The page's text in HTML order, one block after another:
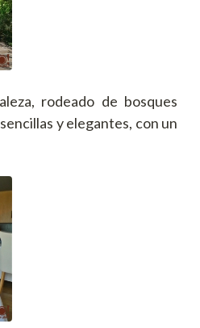
rodeado de bosques
y elegantes, con un